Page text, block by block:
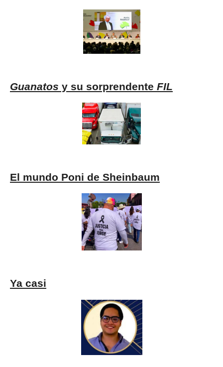
Guanatos y su sorprendente FIL
El mundo Poni de Sheinbaum
Ya casi